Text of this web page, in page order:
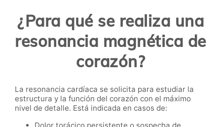
¿Para qué se realiza una
resonancia magnética de
corazón?
La resonancia cardíaca se solicita para estudiar la
estructura y la función del corazón con el máximo
nivel de detalle. Está indicada en casos de: